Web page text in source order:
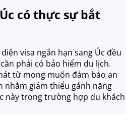
có thực sự bắt
visa ngắn hạn sang Úc đều
phải có bảo hiểm du lịch.
từ mong muốn đảm bảo an
nhằm giảm thiểu gánh nặng
này trong trường hợp du khách